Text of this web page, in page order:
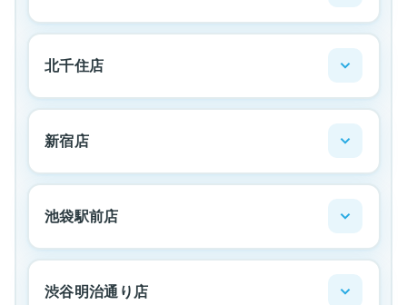
北千住店
新宿店
池袋駅前店
渋谷明治通り店